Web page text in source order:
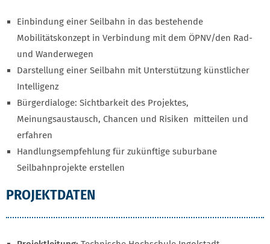
Einbindung einer Seilbahn in das bestehende
Mobilitätskonzept in Verbindung mit dem ÖPNV/den Rad-
und Wanderwegen
Darstellung einer Seilbahn mit Unterstützung künstlicher
Intelligenz
Bürgerdialoge: Sichtbarkeit des Projektes,
Meinungsaustausch, Chancen und Risiken mitteilen und
erfahren
Handlungsempfehlung für zukünftige suburbane
Seilbahnprojekte erstellen
PROJEKTDATEN